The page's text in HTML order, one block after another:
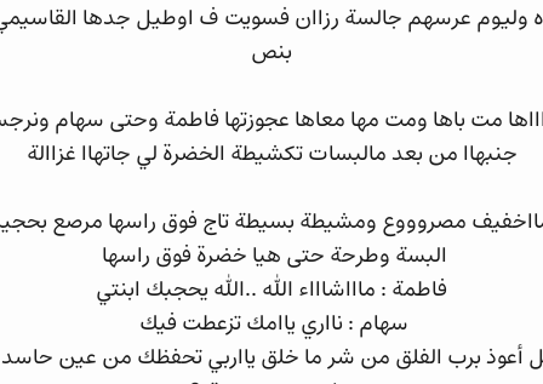
وليوم عرسهم جالسة رزاان فسويت ف اوطيل جدها
بنص
مت باها ومت مها معاها عجوزتها فاطمة وحتى سهام
جنبهاا من بعد مالبسات تكشيطة الخضرة لي جاتهاا غزاالة
مااخفيف مصروووع ومشيطة بسيطة تاج فوق راسها مرصع
البسة وطرحة حتى هيا خضرة فوق راسها
فاطمة : ماااشاااء الله ..الله يحجبك ابنتي
سهام : نااري ياامك تزعطت فيك
أعوذ برب الفلق من شر ما خلق يااربي تحفظك من عين